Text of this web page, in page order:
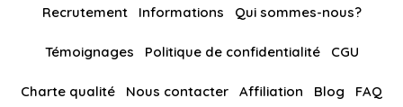
Recrutement Informations Qui sommes-nous?
Témoignages Politique de confidentialité CGU
Charte qualité Nous contacter Affiliation Blog FAQ